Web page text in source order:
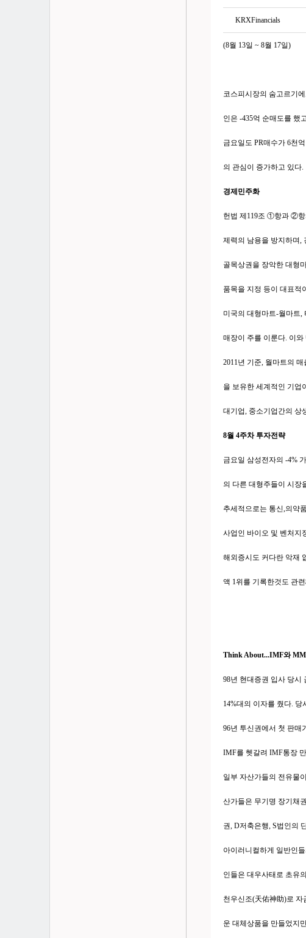
KRXFinancials
(8월 13일 ~ 8월 17일)
코스피시장의 숨고르기
인은 -435억 순매도를 했
금요일도 PR매수가 6천
의 관심이 증가하고 있다.
경제민주화
헌법 제119조 ①항과 ②항
제력의 남용을 방지하며,
골목상권을 장악한 대형
품목을 지정 등이 대표적
미국의 대형마트-월마트,
매장이 주를 이룬다. 이
2011년 기준, 월마트의
을 보유한 세계적인 기업
대기업, 중소기업간의 상
8월 4주차 투자전략
금요일 삼성전자의 -4%
의 다른 대형주들이 시장
추세적으로는 통신,의약
사업인 바이오 및 벤처지
해외증시도 커다란 악재
액 1위를 기록한것도 관
Think About...IMF와
98년 현대증권 입사 당시
14%대의 이자를 줬다.
96년 투신권에서 첫 판매
IMF를 헷갈려 IMF통장
일부 자산가들의 전유물
산가들은 무기명 장기채
권, D저축은행, S법인의
아이러니컬하게 일반인
인들은 대우사태로 초유
천우신조(天佑神助)로
운 대체상품을 만들었지